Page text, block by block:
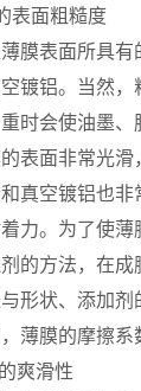
表面粗糙度
膜表面所具
镀铝。当然
时会使油墨
表面非常光
真空镀铝也
力。为了使
的方法，在
形状、添加
薄膜的摩擦
爽滑性